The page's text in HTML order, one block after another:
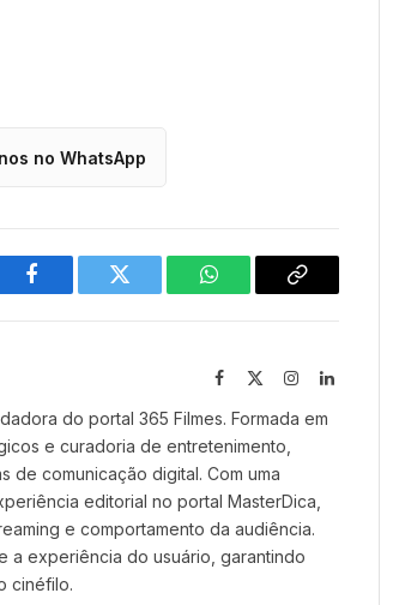
no WhatsApp
Facebook Twitter WhatsAppCopy
Facebook InstagramLinkedIn
do portal 365 Filmes. Formada em
e curadoria de entretenimento,
de comunicação digital. Com uma
editorial no portal MasterDica,
e comportamento da audiência.
a experiência do usuário, garantindo
cinéfilo.